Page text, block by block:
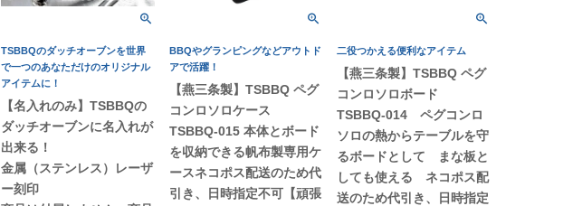
TSBBQのダッチオーブンを世界
で一つのあなただけのオリジナル
アイテムに！
【名入れのみ】TSBBQの
ダッチオーブンに名入れが
出来る！
金属（ステンレス）レーザ
ー刻印
BBQやグランピングなどアウトド
アで活躍！
【燕三条製】TSBBQ ペグ
コンロソロケース
TSBBQ-015 本体とボード
を収納できる帆布製専用ケ
ースネコポス配送のため代
引き、日時指定不可【頑張
二役つかえる便利なアイテム
【燕三条製】TSBBQ ペグ
コンロソロボード
TSBBQ-014 ペグコンロ
ソロの熱からテーブルを守
るボードとして まな板と
しても使える ネコポス配
送のため代引き、日時指定